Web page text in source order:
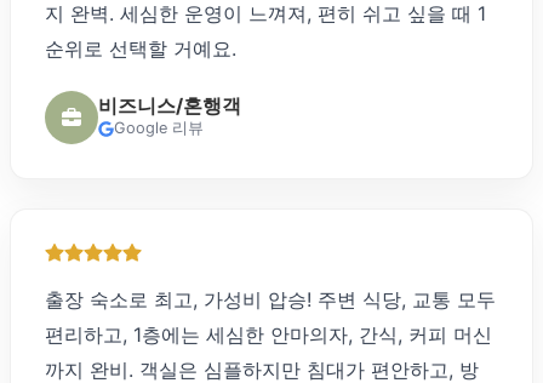
지 완벽. 세심한 운영이 느껴져, 편히 쉬고 싶을 때 1
순위로 선택할 거예요.
비즈니스/혼행객
Google 리뷰
출장 숙소로 최고, 가성비 압승! 주변 식당, 교통 모두
편리하고, 1층에는 세심한 안마의자, 간식, 커피 머신
까지 완비. 객실은 심플하지만 침대가 편안하고, 방